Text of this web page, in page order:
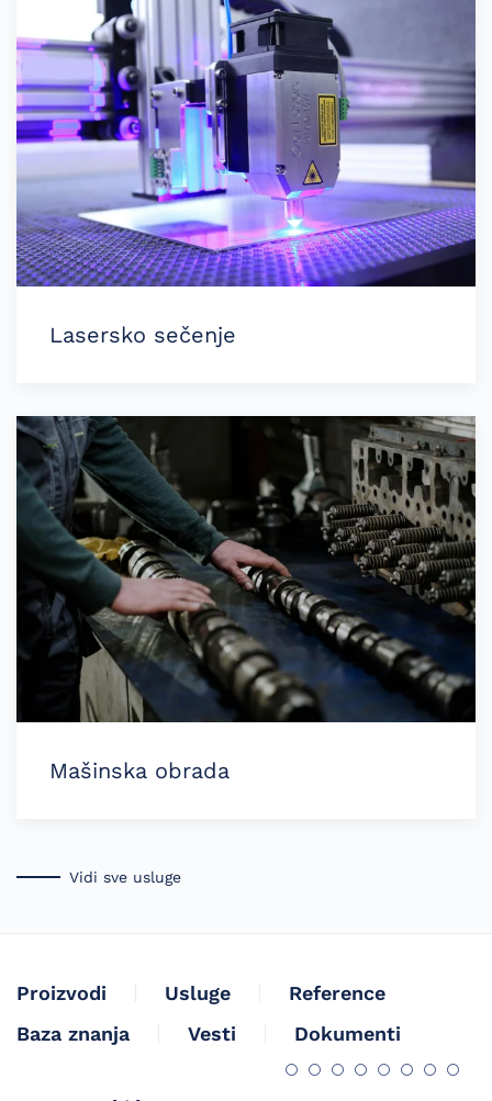
Lasersko sečenje
Mašinska obrada
Vidi sve usluge
Proizvodi Usluge
Reference
Baza znanja
Vesti Dokumenti
Četkice za mokri rad
Držači četkica
Grafitne četkice
Oduzimači
Grafitne
Pletenice